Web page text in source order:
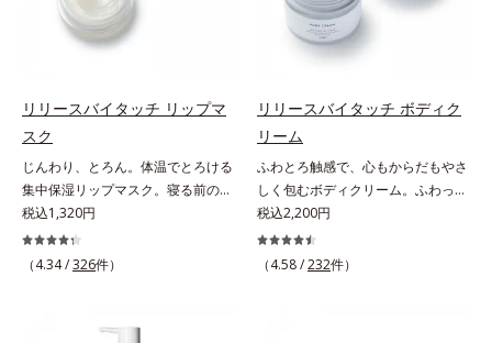
分と水分のバランスを整え、髪と頭
皮をすこやかに保ちます。さらにコ
グ成分(*3)」を採用し、コーティン
の形状をキープしやすい状態に整
え、スタイリングしやすい髪へ導き
ます。深呼吸したくなる爽やかでや
さしいグリーン＆ハーブの香りで、
毎日をタフに頑張る男性の心を解き
ほぐします。*1 ラウリルグルコシ
な汚れを落とす成分*2 グリチルリ
す。それでいて、肌にスルスルのび
てピタッと密着するジェル感触で、
毎日使いたくなる極上のつけごこ
キンケア効果も加えました。バリア
とアルニカ花エキス(*3)が、紫外線
ダメージ(*4)にもゆらぎにくいすこ
やかな肌に整え、ローズヒップエキ
ス(*5)と浸透型コラーゲン(*6)が透
明感を引き出し、肌のハリ感をサポ
ートします。スーパーウォータープ
リリースバイタッチ リップマ
スク
じんわり、とろん。体温でとろける
集中保湿リップマスク。寝る前のひ
と塗りでやわらかな唇へ。集中保湿
リップマスクです。バームのような
固めのテクスチャーが体温でじんわ
成分配合で、乾燥にゆらがない唇に
税込1,320円
（4.34 /326件）
リリースバイタッチ ボディク
リーム
ふわとろ触感で、心もからだもやさ
しく包むボディクリーム。ふわっと
軽やかで、ぽよっと弾むユニーク触
感。なじませると摩擦と皮膚温でほ
どけるボディクリームです。うっと
税込2,200円
（4.58 /232件）